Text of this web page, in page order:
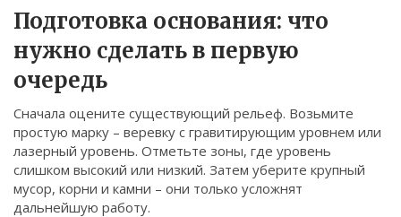
© 2026. Все права защищены.
Подготовка основания: что
нужно сделать в первую
очередь
Сначала оцените существующий рельеф. Возьмите
простую марку – веревку с гравитирующим уровнем или
лазерный уровень. Отметьте зоны, где уровень
слишком высокий или низкий. Затем уберите крупный
мусор, корни и камни – они только усложнят
дальнейшую работу.